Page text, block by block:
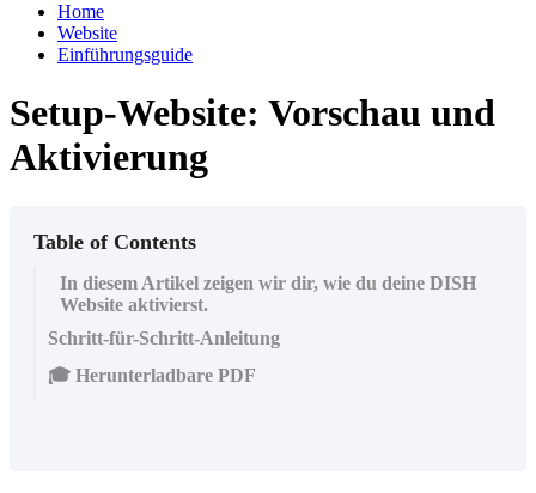
Home
Website
Einführungsguide
Setup-Website: Vorschau und
Aktivierung
Table of Contents
In diesem Artikel zeigen wir dir, wie du deine DISH
Website aktivierst.
Schritt-für-Schritt-Anleitung
🎓 Herunterladbare PDF